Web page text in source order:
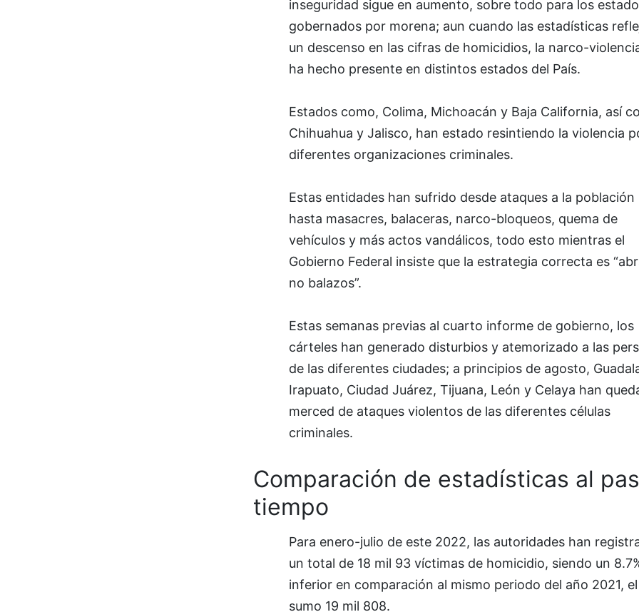
inseguridad sigue en aumento, sobre todo para los
gobernados por morena; aun cuando las estadísticas
un descenso en las cifras de homicidios, la narco-
ha hecho presente en distintos estados del País.
Estados como, Colima, Michoacán y Baja California, así
Chihuahua y Jalisco, han estado resintiendo la violencia
diferentes organizaciones criminales.
Estas entidades han sufrido desde ataques a la población
hasta masacres, balaceras, narco-bloqueos, quema de
vehículos y más actos vandálicos, todo esto mientras el
Gobierno Federal insiste que la estrategia correcta es
no balazos”.
Estas semanas previas al cuarto informe de gobierno, los
cárteles han generado disturbios y atemorizado a las
de las diferentes ciudades; a principios de agosto,
Irapuato, Ciudad Juárez, Tijuana, León y Celaya han
merced de ataques violentos de las diferentes células
criminales.
Comparación de estadísticas al
tiempo
Para enero-julio de este 2022, las autoridades han
un total de 18 mil 93 víctimas de homicidio, siendo un
inferior en comparación al mismo periodo del año 2021,
sumo 19 mil 808.